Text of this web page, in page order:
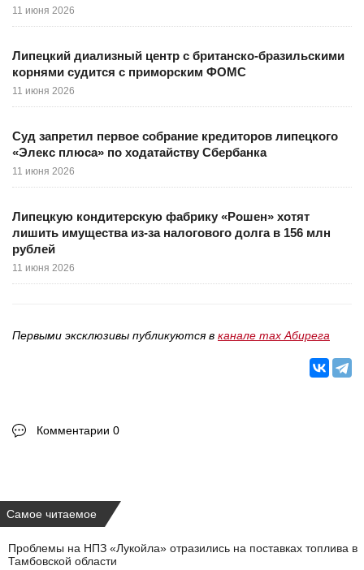
11 июня 2026
Липецкий диализный центр с британско-бразильскими
корнями судится с приморским ФОМС
11 июня 2026
Суд запретил первое собрание кредиторов липецкого
«Элекс плюса» по ходатайству Сбербанка
11 июня 2026
Липецкую кондитерскую фабрику «Рошен» хотят
лишить имущества из-за налогового долга в 156 млн
рублей
11 июня 2026
Первыми эксклюзивы публикуются в канале max Абирега
Комментарии 0
Самое читаемое
Проблемы на НПЗ «Лукойла» отразились на поставках топлива в
Тамбовской области